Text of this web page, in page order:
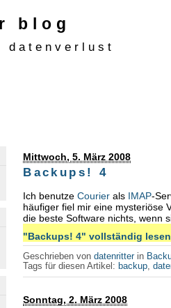
blog
datenverlust
Mittwoch, 5. März 2008
Backups! 4
Ich benutzeCourier als IMAP-
häufiger fiel mir eine mysteriöse
die beste Software nichts, wenn
"Backups! 4" vollständig
Geschrieben vondatenritterin
Tags für diesen Artikel: backup,
Sonntag, 2. März 2008